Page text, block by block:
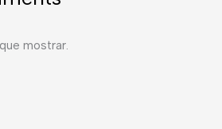
mostrar.